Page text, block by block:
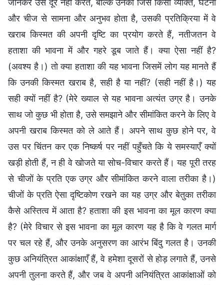
जानकर उसे दूर नहीं करते, बल्कि उनका जिस किसी व्यक्ति, घटना
और चीज से सामना और अनुभव होता है, उसकी प्रतिक्रिया में वे
खराब किस्मत की अपनी दृष्टि का प्रयोग करते हैं, नतीजतन वे
हताशा की भावना में और गहरे डूब जाते हैं। क्या ऐसा नहीं है?
(अवश्य है।) तो क्या हताशा की यह भावना जिसमें लोग यह मानते हैं
कि उनकी किस्मत खराब है, सही है या नहीं? (सही नहीं है।) यह
सही क्यों नहीं है? (मेरे ख्याल से यह भावना अत्यंत उग्र है। उनके
साथ जो कुछ भी होता है, उसे समझाने और सीमांकित करने के लिए वे
अपनी खराब किस्मत को ले आते हैं। अपने साथ कुछ होने पर, वे
उस पर चिंतन कर एक निष्कर्ष पर नहीं पहुँचते कि ये समस्याएँ क्यों
खड़ी होती हैं, न ही वे खोजते या सोच-विचार करते हैं। यह पूरी तरह
से चीजों के प्रति एक उग्र और सीमांकित करने वाला तरीका है।)
चीजों के प्रति ऐसा दृष्टिकोण रखने का यह उग्र और बेतुका तरीका
कैसे अस्तित्व में आता है? हताशा की इस भावना का मूल कारण क्या
है? (मेरे विचार से इस भावना का मूल कारण यह है कि वे गलत मार्ग
पर चल रहे हैं, और उनके अनुसरण का आरंभ बिंदु गलत है। उनकी
कुछ अनियंत्रित आकांक्षाएँ हैं, वे हमेशा दूसरों से होड़ लगाते हैं, उनसे
अपनी तुलना करते हैं, और जब वे अपनी अनियंत्रित आकांक्षाओं को